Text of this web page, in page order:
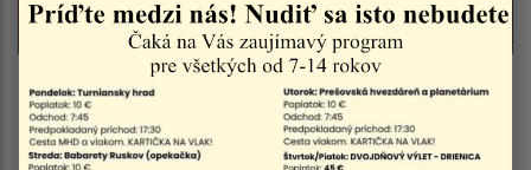
04.08.2026
Vyhlásenie času zvýšeného nebezpečenstva a
vzniku požiaru